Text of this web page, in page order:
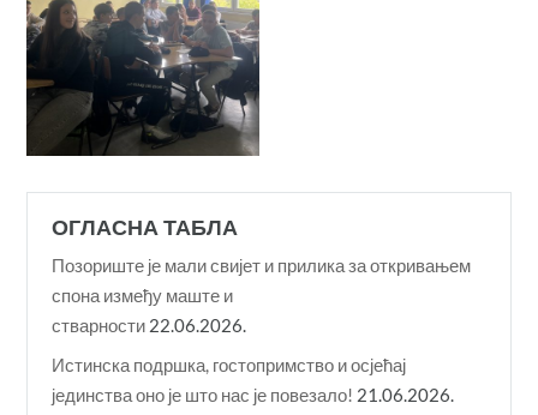
ОГЛАСНА ТАБЛА
Позориште је мали свијет и прилика за откривањем
спона између маште и
стварности 22.06.2026.
Истинска подршка, гостопримство и осјећај
јединства оно је што нас је повезало! 21.06.2026.